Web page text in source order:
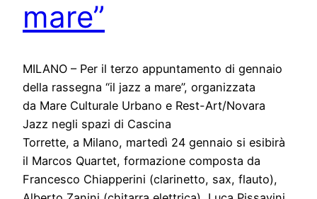
mare”
MILANO – Per il terzo appuntamento di gennaio
della rassegna “il jazz a mare”, organizzata
da Mare Culturale Urbano e Rest-Art/Novara
Jazz negli spazi di Cascina
Torrette, a Milano, martedì 24 gennaio si esibirà
il Marcos Quartet, formazione composta da
Francesco Chiapperini (clarinetto, sax, flauto),